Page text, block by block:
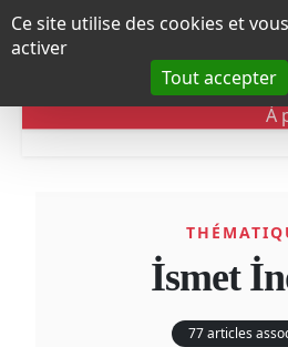
Panneau de gestion des cookies
Ce site utilise des cookies et
activer
Tout accepter
DOSSIERS
À
İsmet
77 articles